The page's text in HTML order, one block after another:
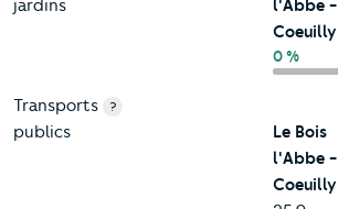
jardins
l'Abbe -
Coeuilly
0 %
Transports
publics
?
Le Bois
l'Abbe -
Coeuilly